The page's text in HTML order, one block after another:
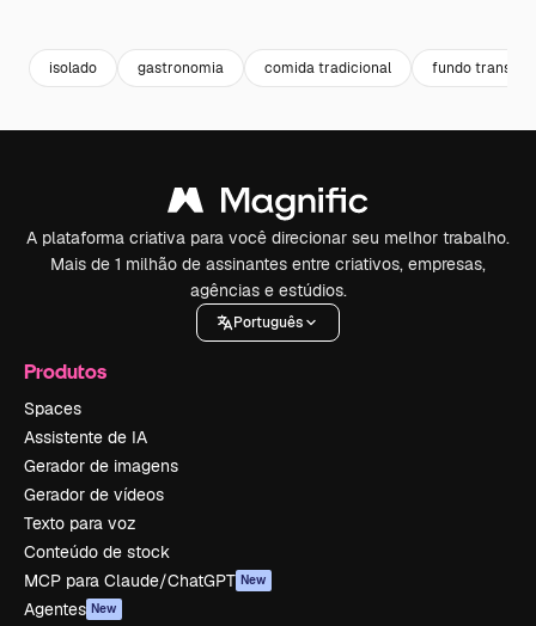
isolado gastronomia comida tradicional fundo
A plataforma criativa para você direcionar seu melhor trabalho.
Mais de 1 milhão de assinantes entre criativos, empresas,
agências e estúdios.
Português
Produtos
Spaces
Assistente de IA
Gerador de imagens
Gerador de vídeos
Texto para voz
Conteúdo de stock
MCP para Claude/ChatGPT New
Agentes New